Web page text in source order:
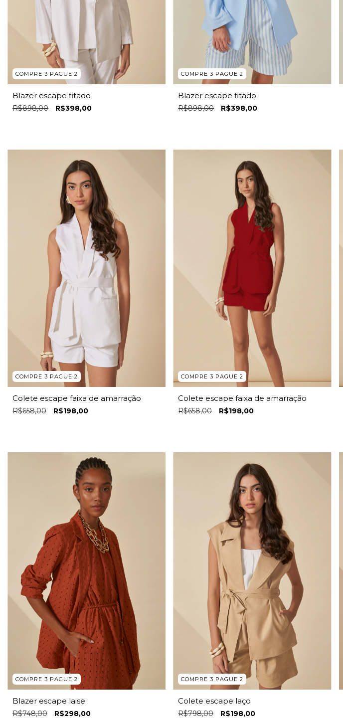
COMPRE 3 PAGUE 2
Blazer escape fitado
R$898,00 R$398,00
COMPRE 3 PAGUE 2
Blazer escape fitado
R$898,00 R$398,00
COMPRE 3 PAGUE 2
Colete escape faixa de amarração
R$658,00 R$198,00
COMPRE 3 PAGUE 2
Colete escape faixa de amarração
R$658,00 R$198,00
COMPRE 3 PAGUE 2
Blazer escape laise
R$748,00 R$298,00
COMPRE 3 PAGUE 2
Colete escape laço
R$798,00 R$198,00